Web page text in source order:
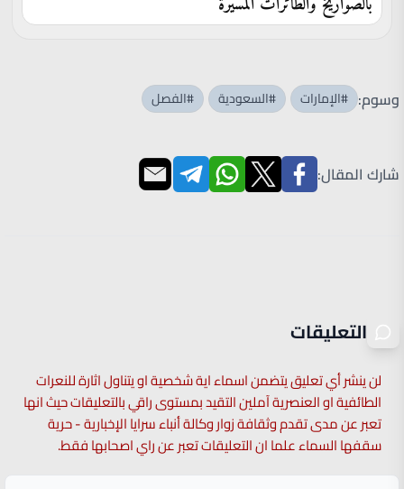
وسوم: #الإمارات #السعودية #الفصل
شارك المقال:
التعليقات
لن ينشر أي تعليق يتضمن اسماء اية شخصية او يتناول اثارة للنعرات
الطائفية او العنصرية آملين التقيد بمستوى راقي بالتعليقات حيث انها
تعبر عن مدى تقدم وثقافة زوار وكالة أنباء سرايا الإخبارية - حرية
سقفها السماء علما ان التعليقات تعبر عن راي اصحابها فقط.